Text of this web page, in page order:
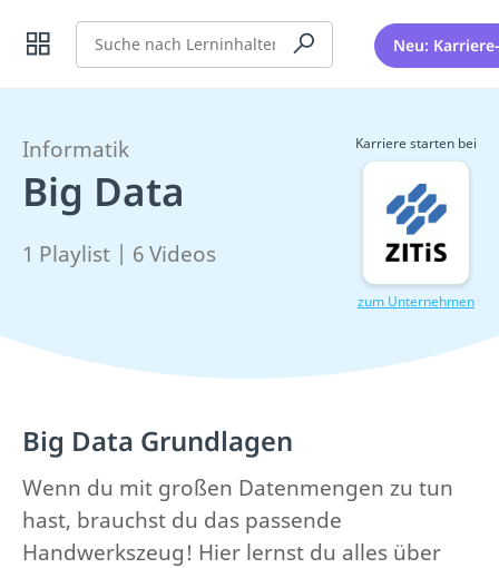
Suche Neu:
Informatik
Big Data
1 Playlist | 6 Videos
Karriere starten bei
zum Unternehmen
Big Data Grundlagen
Wenn du mit großen Datenmengen zu tun
hast, brauchst du das passende
Handwerkszeug! Hier lernst du alles über